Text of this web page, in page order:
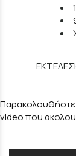
Παρακολουθήστε
video που